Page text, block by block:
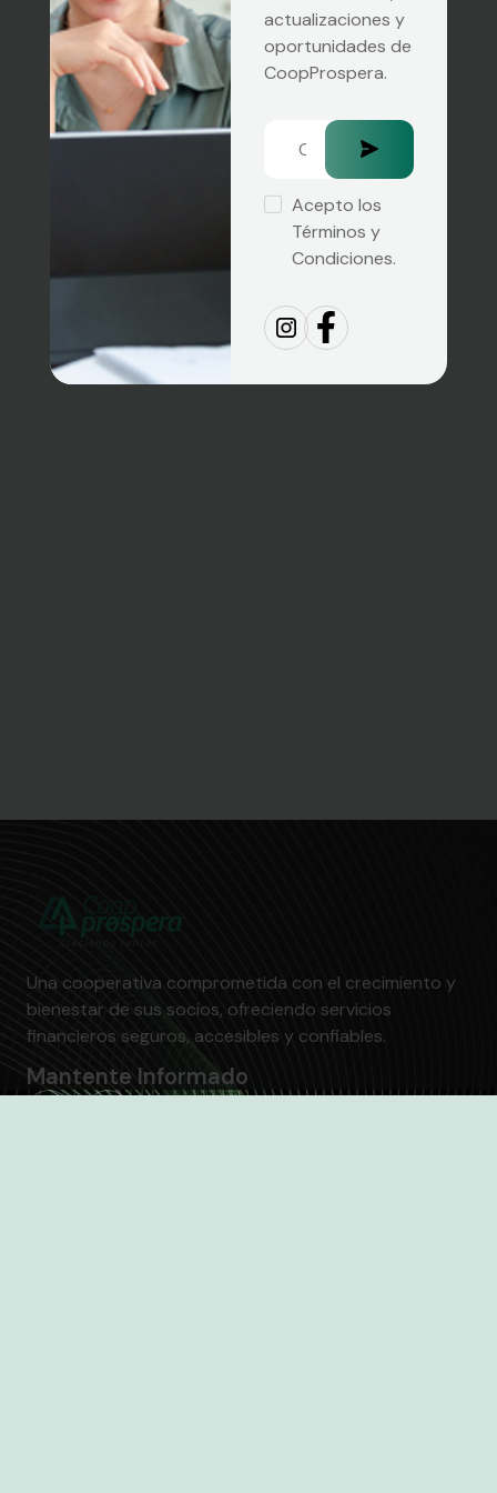
actualizaciones y
oportunidades de
CoopProspera.
Acepto los
Términos y
Condiciones.
Una cooperativa comprometida con el crecimiento y
bienestar de sus socios, ofreciendo servicios
financieros seguros, accesibles y confiables.
Mantente Informado